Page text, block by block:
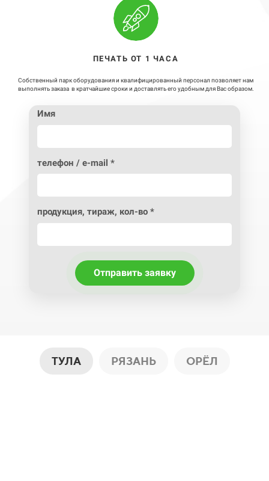
ПЕЧАТЬ ОТ 1 ЧАСА
Собственный парк оборудования и квалифицированный персонал позволяет нам
выполнять заказа в кратчайшие сроки и доставлять его удобным для Вас образом.
Имя
телефон / e-mail *
продукция, тираж, кол-во *
Отправить заявку
ТУЛА РЯЗАНЬ ОРЁЛ